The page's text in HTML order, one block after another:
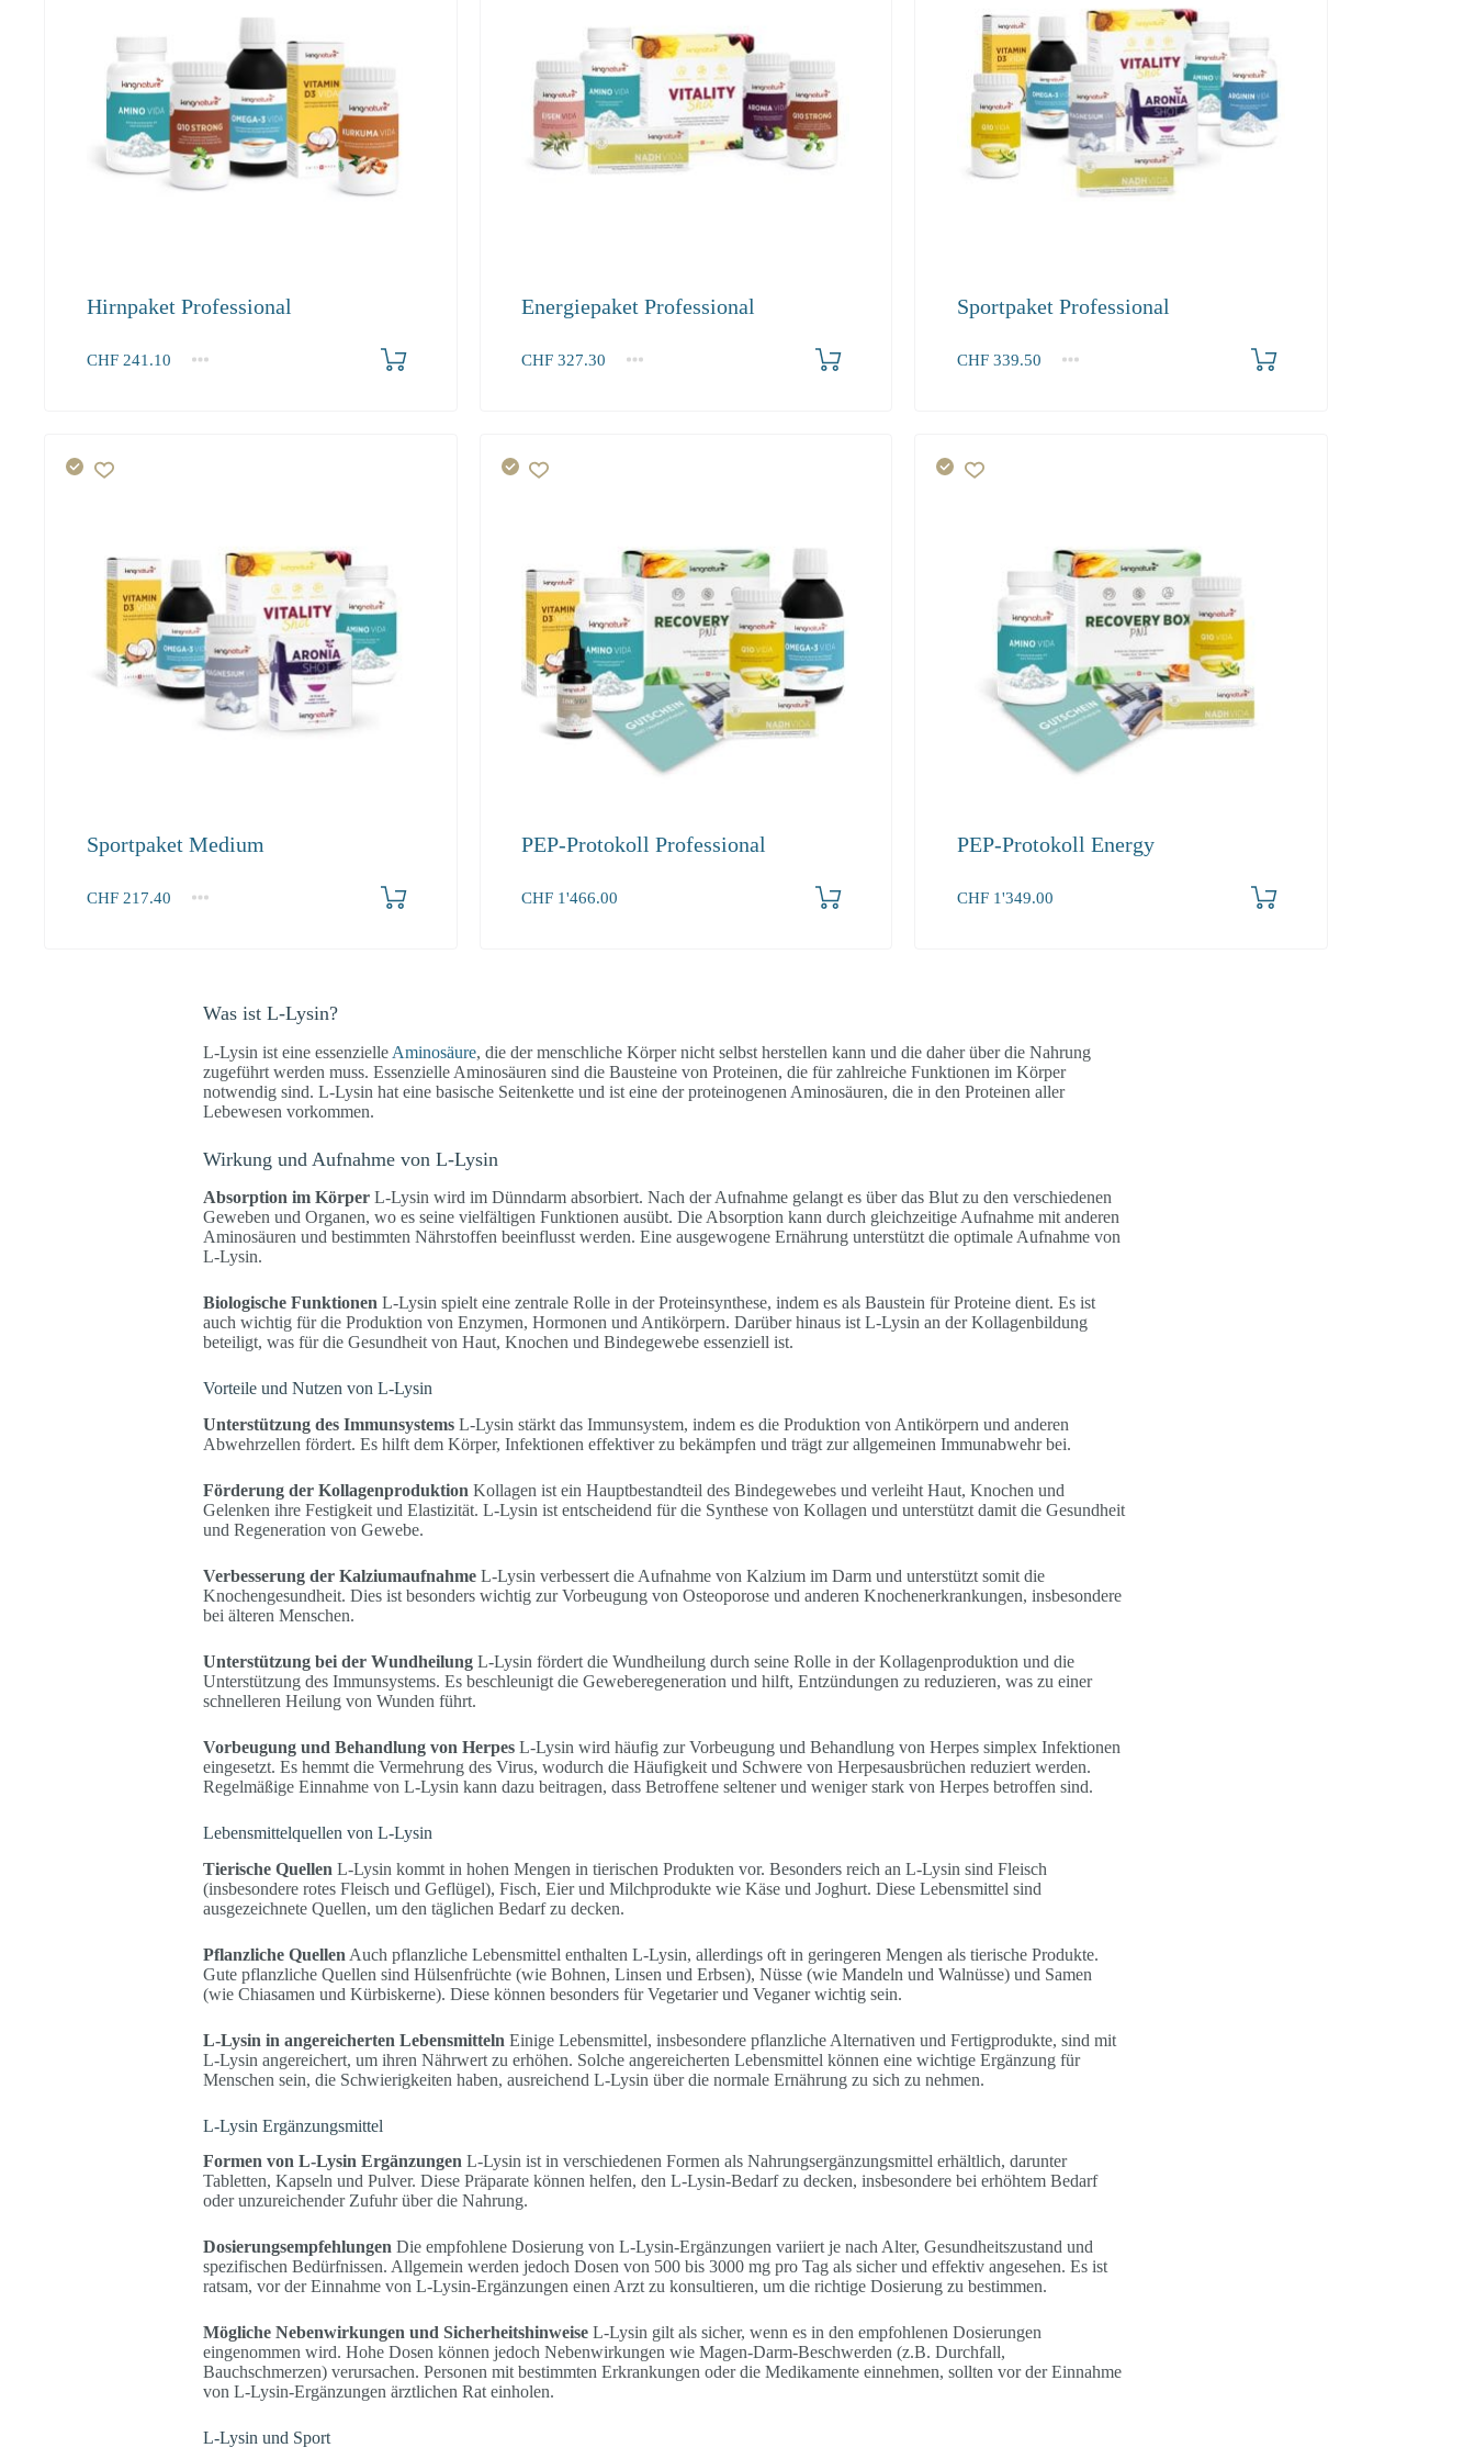
Hirnpaket Professional
CHF241.10
1+
Energiepaket Professional
CHF 327.30
1+
Sportpaket Professional
CHF339.50
1+
Sportpaket Medium
CHF217.40
1+
PEP-Protokoll Professional
CHF 1'466.00
PEP-Protokoll Energy
CHF1'349.00
Was ist L-Lysin?
L-Lysin ist eine essenzielle Aminosäure, die der menschliche Körper nicht selbst herstellen kann und die daher über die Nahrung
zugeführt werden muss. Essenzielle Aminosäuren sind die Bausteine von Proteinen, die für zahlreiche Funktionen im Körper
notwendig sind. L-Lysin hat eine basische Seitenkette und ist eine der proteinogenen Aminosäuren, die in den Proteinen aller
Lebewesen vorkommen.
Wirkung und Aufnahme von L-Lysin
Absorption im KörperL-Lysin wird im Dünndarm absorbiert. Nach der Aufnahme gelangt es über das Blut zu den verschiedenen
Geweben und Organen, wo es seine vielfältigen Funktionen ausübt. Die Absorption kann durch gleichzeitige Aufnahme mit anderen
Aminosäuren und bestimmten Nährstoffen beeinflusst werden. Eine ausgewogene Ernährung unterstützt die optimale Aufnahme von
L-Lysin.
Biologische Funktionen L-Lysin spielt eine zentrale Rolle in der Proteinsynthese, indem es als Baustein für Proteine dient. Es ist
auch wichtig für die Produktion von Enzymen, Hormonen und Antikörpern. Darüber hinaus ist L-Lysin an der Kollagenbildung
beteiligt, was für die Gesundheit von Haut, Knochen und Bindegewebe essenziell ist.
Vorteile und Nutzen von L-Lysin
Unterstützung des ImmunsystemsL-Lysin stärkt das Immunsystem, indem es die Produktion von Antikörpern und anderen
Abwehrzellen fördert. Es hilft dem Körper, Infektionen effektiver zu bekämpfen und trägt zur allgemeinen Immunabwehr bei.
Förderung der Kollagenproduktion Kollagen ist ein Hauptbestandteil des Bindegewebes und verleiht Haut, Knochen und
Gelenken ihre Festigkeit und Elastizität. L-Lysin ist entscheidend für die Synthese von Kollagen und unterstützt damit die Gesundheit
und Regeneration von Gewebe.
Verbesserung der KalziumaufnahmeL-Lysin verbessert die Aufnahme von Kalzium im Darm und unterstützt somit die
Knochengesundheit. Dies ist besonders wichtig zur Vorbeugung von Osteoporose und anderen Knochenerkrankungen, insbesondere
bei älteren Menschen.
Unterstützung bei der WundheilungL-Lysin fördert die Wundheilung durch seine Rolle in der Kollagenproduktion und die
Unterstützung des Immunsystems. Es beschleunigt die Geweberegeneration und hilft, Entzündungen zu reduzieren, was zu einer
schnelleren Heilung von Wunden führt.
Vorbeugung und Behandlung von HerpesL-Lysin wird häufig zur Vorbeugung und Behandlung von Herpes simplex Infektionen
eingesetzt. Es hemmt die Vermehrung des Virus, wodurch die Häufigkeit und Schwere von Herpesausbrüchen reduziert werden.
Regelmäßige Einnahme von L-Lysin kann dazu beitragen, dass Betroffene seltener und weniger stark von Herpes betroffen sind.
Lebensmittelquellen von L-Lysin
Tierische Quellen L-Lysin kommt in hohen Mengen in tierischen Produkten vor. Besonders reich an L-Lysin sind Fleisch
(insbesondere rotes Fleisch und Geflügel), Fisch, Eier und Milchprodukte wie Käse und Joghurt. Diese Lebensmittel sind
ausgezeichnete Quellen, um den täglichen Bedarf zu decken.
Pflanzliche Quellen Auch pflanzliche Lebensmittel enthalten L-Lysin, allerdings oft in geringeren Mengen als tierische Produkte.
Gute pflanzliche Quellen sind Hülsenfrüchte (wie Bohnen, Linsen und Erbsen), Nüsse (wie Mandeln und Walnüsse) und Samen
(wie Chiasamen und Kürbiskerne). Diese können besonders für Vegetarier und Veganer wichtig sein.
L-Lysin in angereicherten Lebensmitteln Einige Lebensmittel, insbesondere pflanzliche Alternativen und Fertigprodukte, sind mit
L-Lysin angereichert, um ihren Nährwert zu erhöhen. Solche angereicherten Lebensmittel können eine wichtige Ergänzung für
Menschen sein, die Schwierigkeiten haben, ausreichend L-Lysin über die normale Ernährung zu sich zu nehmen.
L-Lysin Ergänzungsmittel
Formen von L-Lysin Ergänzungen L-Lysin ist in verschiedenen Formen als Nahrungsergänzungsmittel erhältlich, darunter
Tabletten, Kapseln und Pulver. Diese Präparate können helfen, den L-Lysin-Bedarf zu decken, insbesondere bei erhöhtem Bedarf
oder unzureichender Zufuhr über die Nahrung.
Dosierungsempfehlungen Die empfohlene Dosierung von L-Lysin-Ergänzungen variiert je nach Alter, Gesundheitszustand und
spezifischen Bedürfnissen. Allgemein werden jedoch Dosen von 500 bis 3000 mg pro Tag als sicher und effektiv angesehen. Es ist
ratsam, vor der Einnahme von L-Lysin-Ergänzungen einen Arzt zu konsultieren, um die richtige Dosierung zu bestimmen.
Mögliche Nebenwirkungen und SicherheitshinweiseL-Lysin gilt als sicher, wenn es in den empfohlenen Dosierungen
eingenommen wird. Hohe Dosen können jedoch Nebenwirkungen wie Magen-Darm-Beschwerden (z.B. Durchfall,
Bauchschmerzen) verursachen. Personen mit bestimmten Erkrankungen oder die Medikamente einnehmen, sollten vor der Einnahme
von L-Lysin-Ergänzungen ärztlichen Rat einholen.
L-Lysin und Sport